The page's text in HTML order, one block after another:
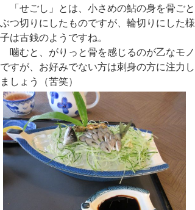
「せごし」とは、小さめの鮎の身を骨ごと
ぶつ切りにしたものですが、輪切りにした様
子は古銭のようですね。
噛むと、がりっと骨を感じるのが乙なモノ
ですが、お好みでない方は刺身の方に注力し
ましょう（苦笑）